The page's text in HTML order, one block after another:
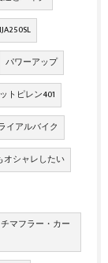
パワーアップ
トピレン401
イアルバイク
オシャレしたい
マフラー・カー